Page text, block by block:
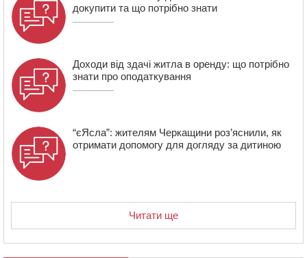
докупити та що потрібно знати
Доходи від здачі житла в оренду: що потрібно
знати про оподаткування
“єЯсла”: жителям Черкащини роз’яснили, як
отримати допомогу для догляду за дитиною
Читати ще